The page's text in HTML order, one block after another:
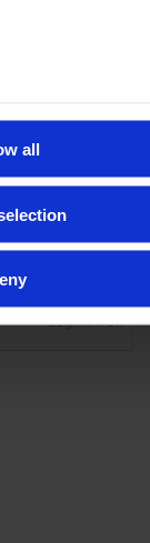
all
99.000 €
zzgl. MwSt.